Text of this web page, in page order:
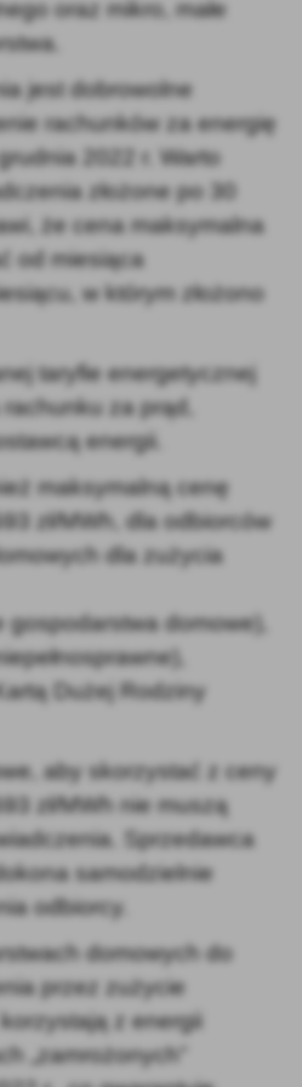
oraz mikro, małe
jest dobrowolne
rachunków za energię
2022 r. Warto
złożone po 30
że cena maksymalna
od miesiąca
w którym złożono
taryfie energetycznej
za prąd,
energii.
maksymalną cenę
zł/MWh, dla odbiorców
dla zużycia
domowe),
Dużej Rodziny
aby skorzystać z ceny
zł/MWh nie muszą
Sprzedawca
samodzielnie
odbiorcy.
domowych do
przez zużycie
z energii
„zamrożonych”